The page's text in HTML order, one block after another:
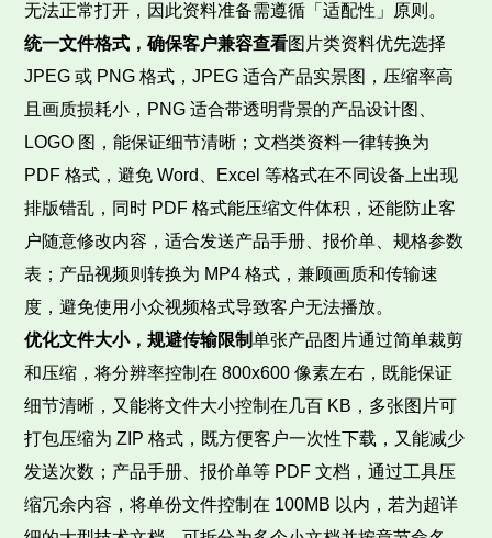
无法正常打开，因此资料准备需遵循「适配性」原则。
统一文件格式，确保客户兼容查看图片类资料优先选择
JPEG 或 PNG 格式，JPEG 适合产品实景图，压缩率高
且画质损耗小，PNG 适合带透明背景的产品设计图、
LOGO 图，能保证细节清晰；文档类资料一律转换为
PDF 格式，避免 Word、Excel 等格式在不同设备上出现
排版错乱，同时 PDF 格式能压缩文件体积，还能防止客
户随意修改内容，适合发送产品手册、报价单、规格参数
表；产品视频则转换为 MP4 格式，兼顾画质和传输速
度，避免使用小众视频格式导致客户无法播放。
优化文件大小，规避传输限制单张产品图片通过简单裁剪
和压缩，将分辨率控制在 800x600 像素左右，既能保证
细节清晰，又能将文件大小控制在几百 KB，多张图片可
打包压缩为 ZIP 格式，既方便客户一次性下载，又能减少
发送次数；产品手册、报价单等 PDF 文档，通过工具压
缩冗余内容，将单份文件控制在 100MB 以内，若为超详